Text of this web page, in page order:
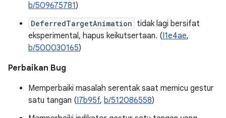
b/509675781)
DeferredTargetAnimation tidak lagi bersifat
eksperimental, hapus keikutsertaan. (I1e4ae,
b/500030165)
Perbaikan Bug
Memperbaiki masalah serentak saat memicu gestur
satu tangan (I7b95f, b/512086558)